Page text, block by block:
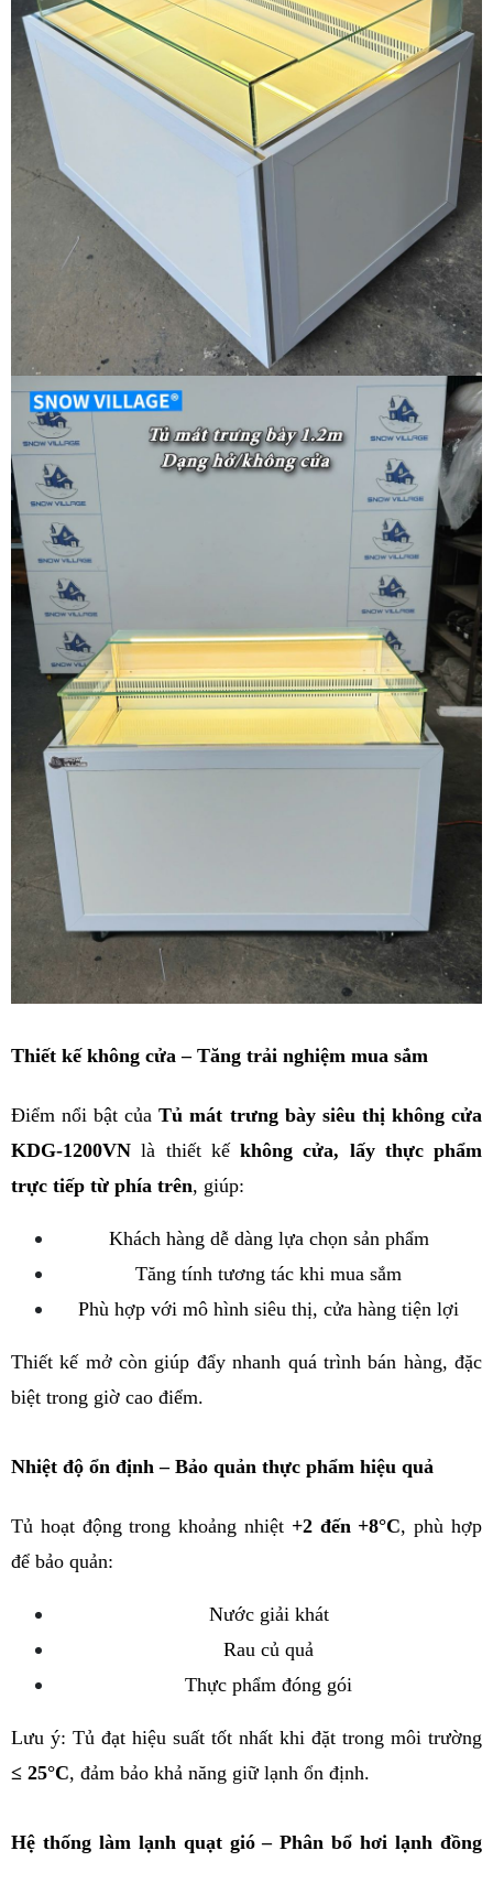
Thiết kế không cửa – Tăng trải nghiệm mua sắm
Điểm nổi bật của Tủ mát trưng bày siêu thị không cửa
KDG-1200VN là thiết kế không cửa, lấy thực phẩm
trực tiếp từ phía trên, giúp:
Khách hàng dễ dàng lựa chọn sản phẩm
Tăng tính tương tác khi mua sắm
Phù hợp với mô hình siêu thị, cửa hàng tiện lợi
Thiết kế mở còn giúp đẩy nhanh quá trình bán hàng, đặc
biệt trong giờ cao điểm.
Nhiệt độ ổn định – Bảo quản thực phẩm hiệu quả
Tủ hoạt động trong khoảng nhiệt +2 đến +8°C, phù hợp
để bảo quản:
Nước giải khát
Rau củ quả
Thực phẩm đóng gói
≤ 25°C, đảm bảo khả năng giữ lạnh ổn định.
Hệ thống làm lạnh quạt gió – Phân bổ hơi lạnh đồng